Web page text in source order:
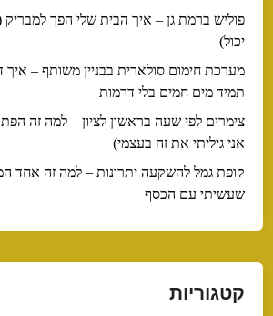
פוליש ברמת גן – איך הבית שלי הפך
יכול)
מערכת חימום סולארית בבניין משותף – איך
תמיד מים חמים בלי דרמות
צימרים לפי שעה בראשון לציון – למה זה
אני גיליתי את זה בעצמי)
קופת גמל להשקעה יתרונות – למה זה אחד
שעשיתי עם הכסף
קטגוריות